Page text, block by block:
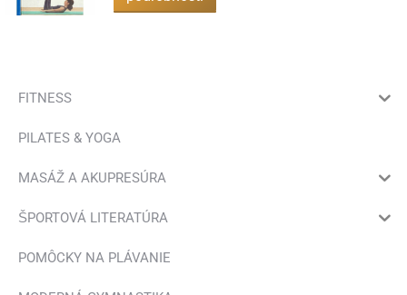
FITNESS
PILATES & YOGA
MASÁŽ A AKUPRESÚRA
ŠPORTOVÁ LITERATÚRA
POMÔCKY NA PLÁVANIE